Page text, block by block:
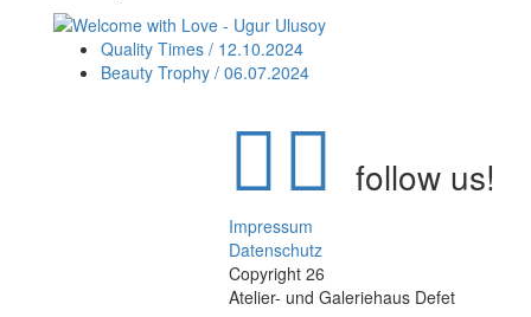
Quality Times / 12.10.2024
Beauty Trophy / 06.07.2024
follow us!
Impressum
Datenschutz
Copyright 26
Atelier- und Galeriehaus Defet